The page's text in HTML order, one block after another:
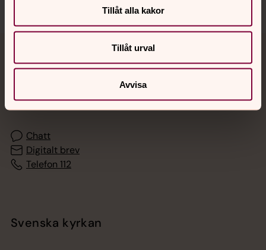
Tillåt alla kakor
Tillåt urval
Avvisa
Jourhavande präst
Akut samtals- och krisstöd. Prata eller chatta anonymt
med en präst på kvällar och nätter.
Chatt
Digitalt brev
Telefon 112
Svenska kyrkan